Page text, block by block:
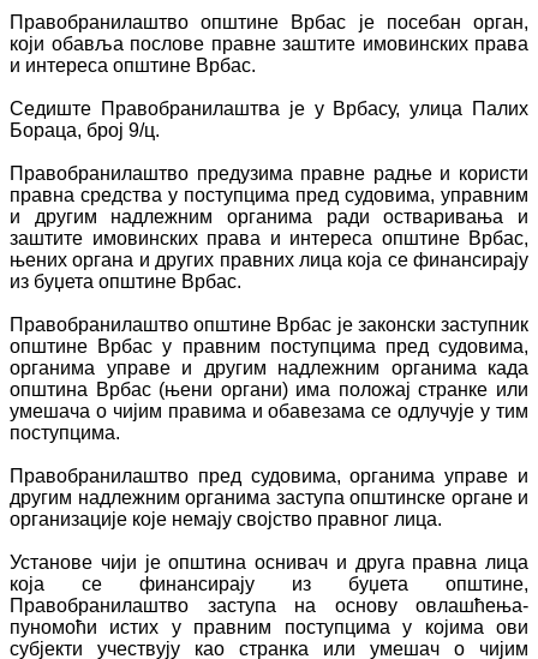
Правобранилаштво општине Врбас је посебан орган,
који обавља послове правне заштите имовинских права
и интереса општине Врбас.
Седиште Правобранилаштва је у Врбасу, улица Палих
Бораца, број 9/ц.
Правобранилаштво предузима правне радње и користи
правна средства у поступцима пред судовима, управним
и другим надлежним органима ради остваривања и
заштите имовинских права и интереса општине Врбас,
њених органа и других правних лица која се финансирају
из буџета општине Врбас.
Правобранилаштво општине Врбас је законски заступник
општине Врбас у правним поступцима пред судовима,
органима управе и другим надлежним органима када
општина Врбас (њени органи) има положај странке или
умешача о чијим правима и обавезама се одлучује у тим
поступцима.
Правобранилаштво пред судовима, органима управе и
другим надлежним органима заступа општинске органе и
организације које немају својство правног лица.
Установе чији је општина оснивач и друга правна лица
која се финансирају из буџета општине,
Правобранилаштво заступа на основу овлашћења-
пуномоћи истих у правним поступцима у којима ови
субјекти учествују као странка или умешач о чијим